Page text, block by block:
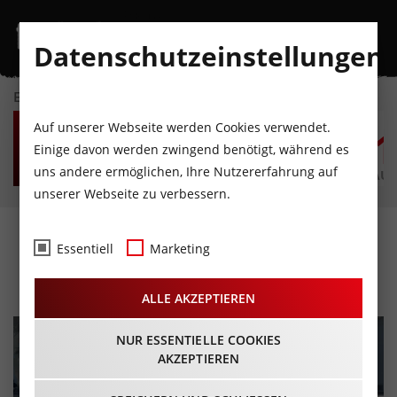
EVENTKALENDER
FR
7
AUGUST
SA
8
AUGUST
SO
9
AUGUST
MO
10
AUGUST
DI
11
AUGUST
2. Sonnwend Vespatreffen
22.06.2024 - Beginn 10:00 Uhr
Datenschutzeinstellungen
Auf unserer Webseite werden Cookies verwendet.
Einige davon werden zwingend benötigt, während es
uns andere ermöglichen, Ihre Nutzererfahrung auf
unserer Webseite zu verbessern.
Essentiell Marketing
ALLE AKZEPTIEREN
NUR ESSENTIELLE COOKIES
AKZEPTIEREN